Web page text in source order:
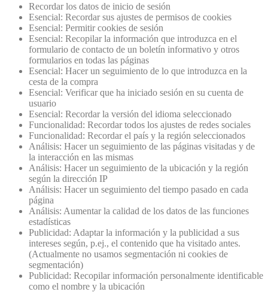
Recordar los datos de inicio de sesión
Esencial: Recordar sus ajustes de permisos de cookies
Esencial: Permitir cookies de sesión
Esencial: Recopilar la información que introduzca en el
formulario de contacto de un boletín informativo y otros
formularios en todas las páginas
Esencial: Hacer un seguimiento de lo que introduzca en la
cesta de la compra
Esencial: Verificar que ha iniciado sesión en su cuenta de
usuario
Esencial: Recordar la versión del idioma seleccionado
Funcionalidad: Recordar todos los ajustes de redes sociales
Funcionalidad: Recordar el país y la región seleccionados
Análisis: Hacer un seguimiento de las páginas visitadas y de
la interacción en las mismas
Análisis: Hacer un seguimiento de la ubicación y la región
según la dirección IP
Análisis: Hacer un seguimiento del tiempo pasado en cada
página
Análisis: Aumentar la calidad de los datos de las funciones
estadísticas
Publicidad: Adaptar la información y la publicidad a sus
intereses según, p.ej., el contenido que ha visitado antes.
(Actualmente no usamos segmentación ni cookies de
segmentación)
Publicidad: Recopilar información personalmente identificable
como el nombre y la ubicación